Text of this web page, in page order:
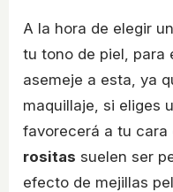
A la hora de elegir un
tu tono de piel, para
asemeje a esta, ya
maquillaje, si eliges
favorecerá a tu cara
rositas suelen ser
efecto de mejillas